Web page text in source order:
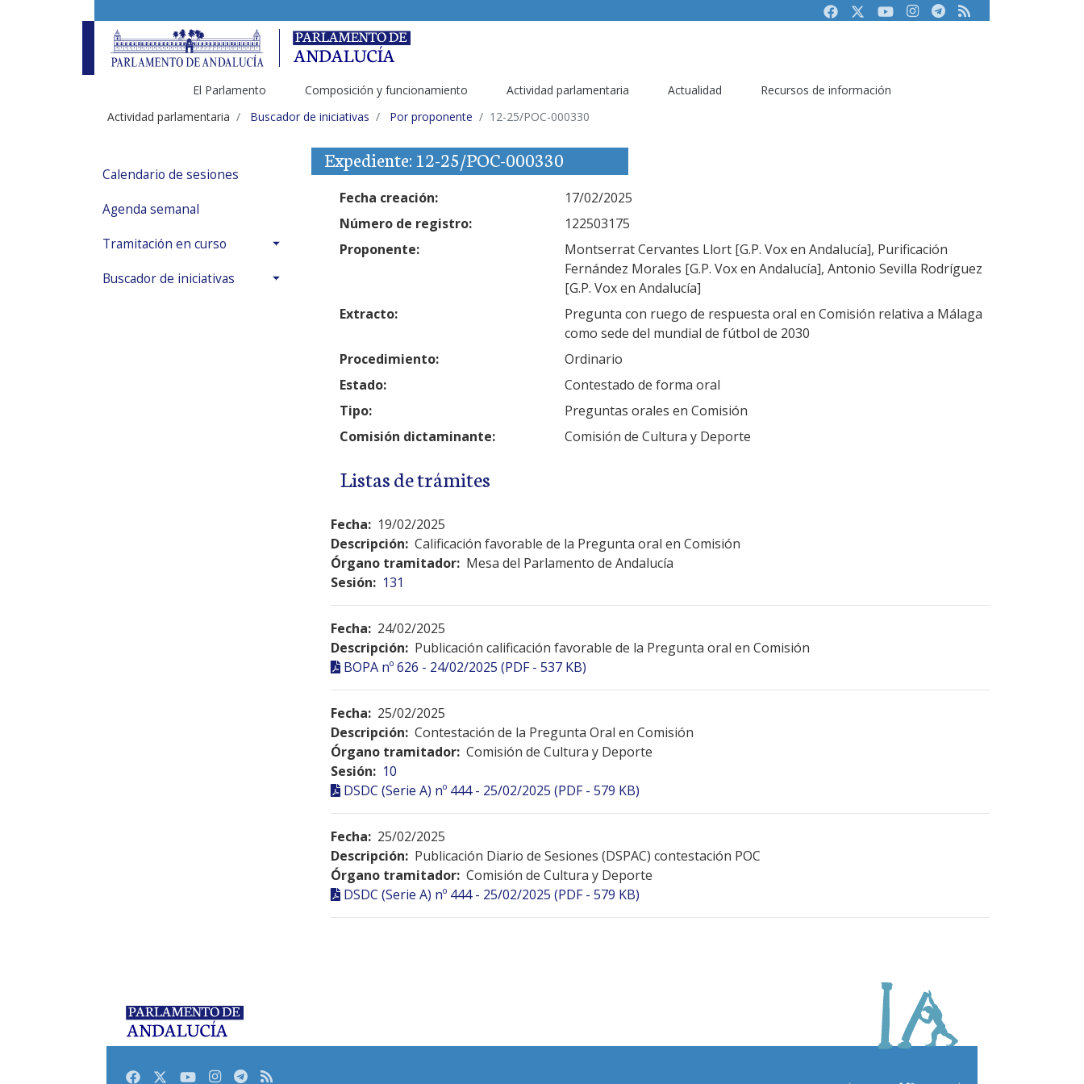
FacebookTwitterYoutubeInstagram
Telegram
RSS
El Parlamento Composición y funcionamiento Actividad parlamentaria Actualidad
Recursos de información
Actividad parlamentaria
Buscador de iniciativas Por proponente 12-25/POC-000330
Calendario de sesiones
Agenda semanal
Tramitación en curso
Buscador de iniciativas
Expediente: 12-25/POC-000330
Fecha creación:
17/02/2025
Número de registro:
122503175
Proponente:
Montserrat Cervantes Llort [G.P. Vox en Andalucía], Purificación
Fernández Morales [G.P. Vox en Andalucía], Antonio Sevilla Rodríguez
[G.P. Vox en Andalucía]
Extracto:
Pregunta con ruego de respuesta oral en Comisión relativa a Málaga
como sede del mundial de fútbol de 2030
Procedimiento:
Ordinario
Estado:
Contestado de forma oral
Tipo:
Preguntas orales en Comisión
Comisión dictaminante:
Comisión de Cultura y Deporte
Listas de trámites
Fecha: 19/02/2025
Descripción: Calificación favorable de la Pregunta oral en Comisión
Órgano tramitador: Mesa del Parlamento de Andalucía
Sesión: 131
Fecha: 24/02/2025
Descripción: Publicación calificación favorable de la Pregunta oral en Comisión
BOPA nº 626 - 24/02/2025 (PDF - 537 KB)
Fecha: 25/02/2025
Descripción: Contestación de la Pregunta Oral en Comisión
Órgano tramitador: Comisión de Cultura y Deporte
Sesión: 10
DSDC (Serie A) nº 444 - 25/02/2025 (PDF - 579 KB)
Fecha: 25/02/2025
Descripción: Publicación Diario de Sesiones (DSPAC) contestación POC
Órgano tramitador: Comisión de Cultura y Deporte
DSDC (Serie A) nº 444 - 25/02/2025 (PDF - 579 KB)
FacebookTwitterYoutubeInstagram
Telegram
RSS